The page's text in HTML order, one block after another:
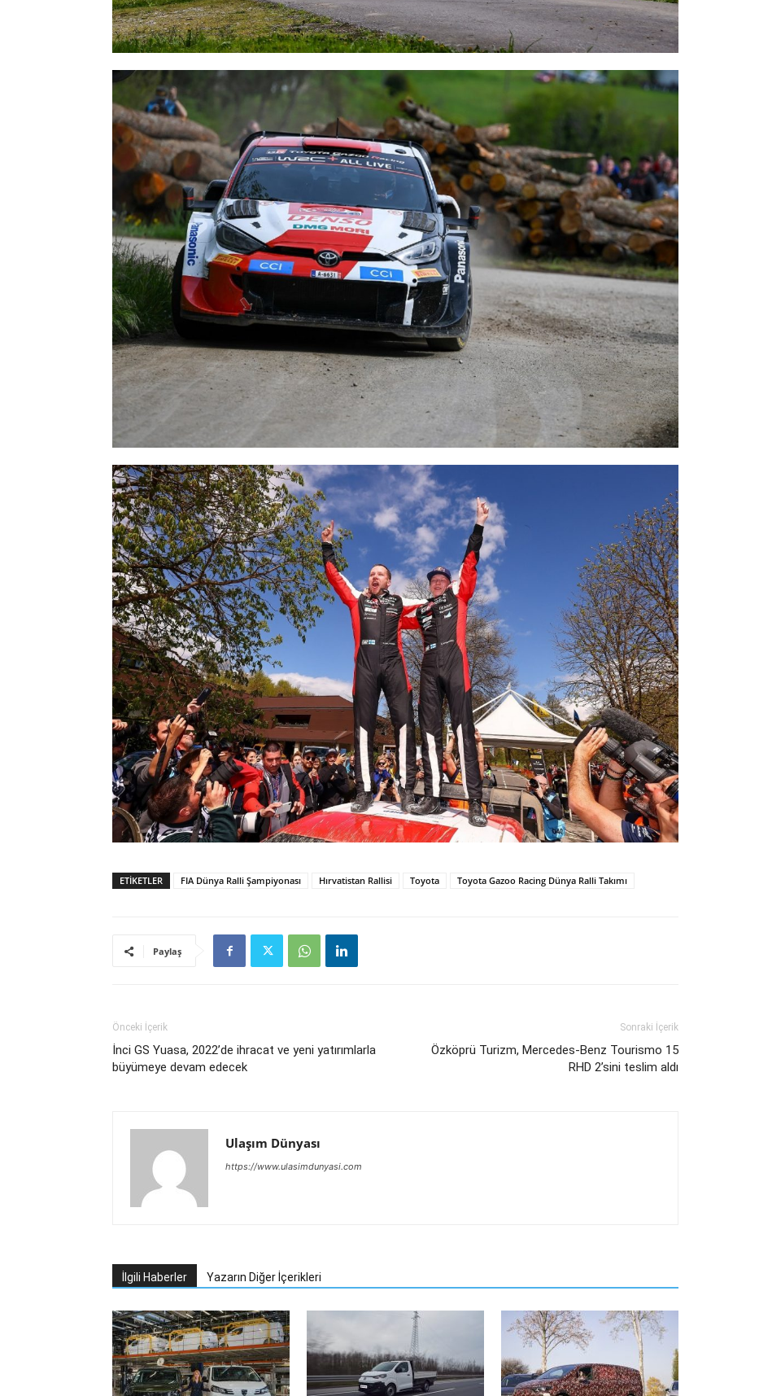
ETIKETLER FIA Dünya Ralli Şampiyonası Hırvatistan Rallisi Toyota Toyota Gazoo Racing Dünya Ralli Takımı
Paylaş
Önceki İçerik
İnci GS Yuasa, 2022’de ihracat ve yeni yatırımlarla
büyümeye devam edecek
Sonraki İçerik
Özköprü Turizm, Mercedes-Benz Tourismo 15
RHD 2’sini teslim aldı
Ulaşım Dünyası
https://www.ulasimdunyasi.com
İlgili Haberler Yazarın Diğer İçerikleri